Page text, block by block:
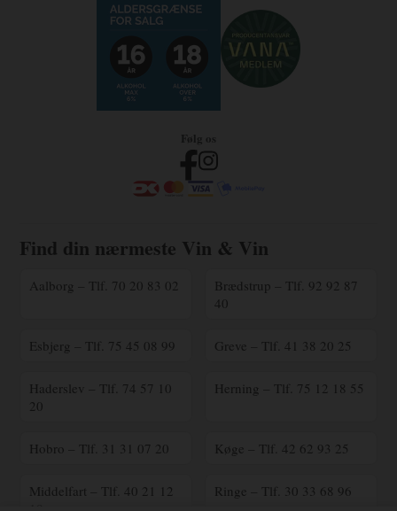
Følg os
Find din nærmeste Vin & Vin
Aalborg – Tlf. 70 20 83 02
Brædstrup – Tlf. 92 92 87
40
Esbjerg – Tlf. 75 45 08 99 Greve – Tlf. 41 38 20 25
Haderslev – Tlf. 74 57 10
20
Herning – Tlf. 75 12 18 55
Hobro – Tlf. 31 31 07 20 Køge – Tlf. 42 62 93 25
Middelfart – Tlf. 40 21 12
Ringe – Tlf. 30 33 68 96